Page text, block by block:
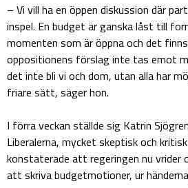
– Vi vill ha en öppen diskussion där
inspel. En budget är ganska låst till
momenten som är öppna och det
oppositionens förslag inte tas emot
det inte bli vi och dom, utan alla har
friare sätt, säger hon.
I förra veckan ställde sig Katrin
Liberalerna, mycket skeptisk och
konstaterade att regeringen nu vrider
att skriva budgetmotioner, ur